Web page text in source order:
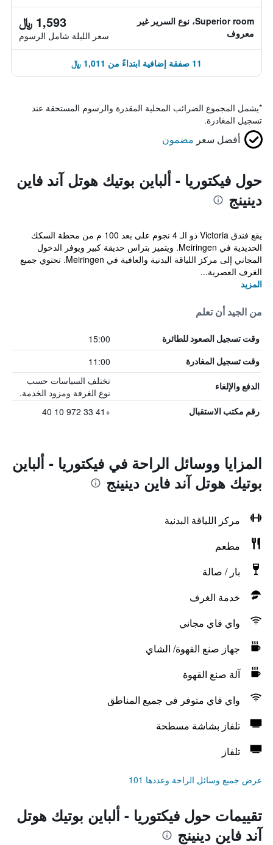
Superior room، نوع السرير غير
معروف
1,593 ﷼
سعر الليلة شامل الرسوم
11 صفقة إضافية ابتداءً من 1,011 ﷼
*يشمل المجموع الضرائب المحلية المقدرة والرسوم المستحقة عند
تسجيل المغادرة.
أفضل سعر مضمون
حول فيكتوريا - ألباين بوتيك هوتل آند فاين
دينينج
يقع فندق Victoria ذو الـ 4 نجوم على بعد 100 م من محطة السكك
الحديدية في Meiringen. ويتميز بتراس حديقة كبير ويوفر الدخول
المجاني إلى مركز اللياقة البدنية والعافية في Meiringen. تحتوي جميع
الغرف العصرية...
المزيد
من الجيد أن تعلم
وقت تسجيل الصعود للطائرة 15:00
وقت تسجيل المغادرة 11:00
الدفع والإلغاء
تختلف السياسات حسب
نوع الغرفة ومزود الخدمة.
رقم مكتب الاستقبال +41 33 972 10 40
المزايا ووسائل الراحة في فيكتوريا - ألباين
بوتيك هوتل آند فاين دينينج
مركز اللياقة البدنية
مطعم
بار / صالة
خدمة الغرف
واي فاي مجاني
جهاز صنع القهوة/ الشاي
آلة صنع القهوة
واي فاي متوفر في جميع المناطق
تلفاز بشاشة مسطحة
تلفاز
عرض جميع وسائل الراحة وعددها 101
تقييمات حول فيكتوريا - ألباين بوتيك هوتل
آند فاين دينينج